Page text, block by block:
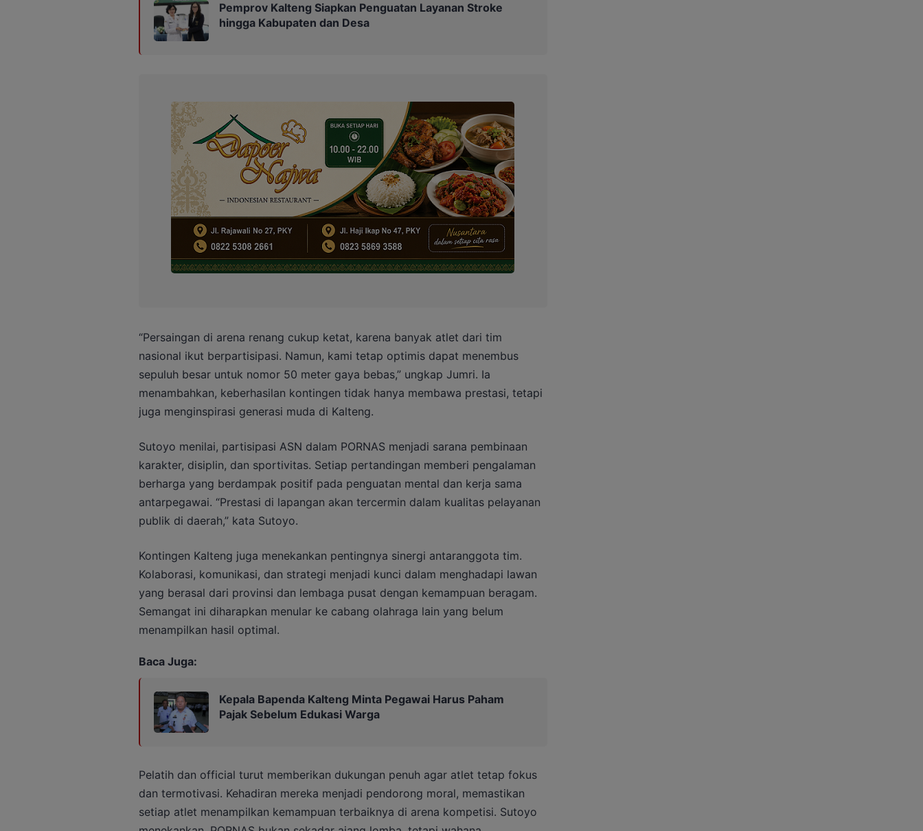
Pemprov Kalteng Siapkan Penguatan Layanan Stroke
hingga Kabupaten dan Desa
“Persaingan di arena renang cukup ketat, karena banyak atlet dari tim
nasional ikut berpartisipasi. Namun, kami tetap optimis dapat menembus
sepuluh besar untuk nomor 50 meter gaya bebas,” ungkap Jumri. Ia
menambahkan, keberhasilan kontingen tidak hanya membawa prestasi, tetapi
juga menginspirasi generasi muda di Kalteng.
Sutoyo menilai, partisipasi ASN dalam PORNAS menjadi sarana pembinaan
karakter, disiplin, dan sportivitas. Setiap pertandingan memberi pengalaman
berharga yang berdampak positif pada penguatan mental dan kerja sama
antarpegawai. “Prestasi di lapangan akan tercermin dalam kualitas pelayanan
publik di daerah,” kata Sutoyo.
Kontingen Kalteng juga menekankan pentingnya sinergi antaranggota tim.
Kolaborasi, komunikasi, dan strategi menjadi kunci dalam menghadapi lawan
yang berasal dari provinsi dan lembaga pusat dengan kemampuan beragam.
Semangat ini diharapkan menular ke cabang olahraga lain yang belum
menampilkan hasil optimal.
Baca Juga:
Kepala Bapenda Kalteng Minta Pegawai Harus Paham
Pajak Sebelum Edukasi Warga
Pelatih dan official turut memberikan dukungan penuh agar atlet tetap fokus
dan termotivasi. Kehadiran mereka menjadi pendorong moral, memastikan
setiap atlet menampilkan kemampuan terbaiknya di arena kompetisi. Sutoyo